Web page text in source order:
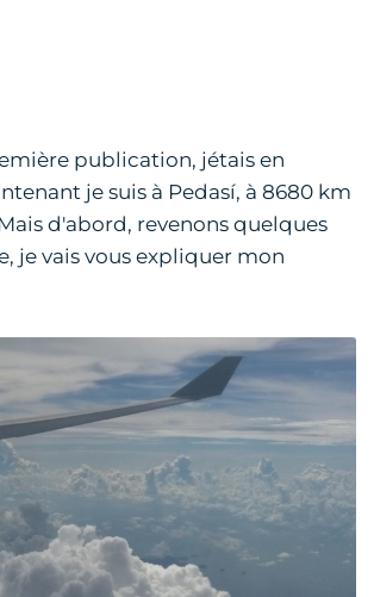
publication, jétais en
je suis à Pedasí, à 8680 km
d'abord, revenons quelques
je vais vous expliquer mon